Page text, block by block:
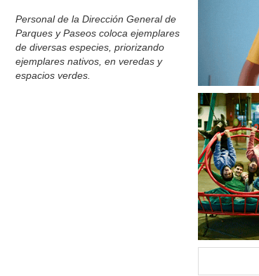
Personal de la Dirección General de
Parques y Paseos coloca ejemplares
de diversas especies, priorizando
ejemplares nativos, en veredas y
espacios verdes.